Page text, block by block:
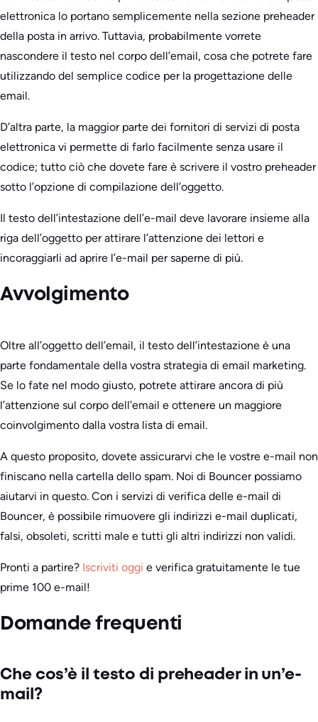
elettronica lo portano semplicemente nella sezione preheader
della posta in arrivo. Tuttavia, probabilmente vorrete
nascondere il testo nel corpo dell’email, cosa che potrete fare
utilizzando del semplice codice per la progettazione delle
email.
D’altra parte, la maggior parte dei fornitori di servizi di posta
elettronica vi permette di farlo facilmente senza usare il
codice; tutto ciò che dovete fare è scrivere il vostro preheader
sotto l’opzione di compilazione dell’oggetto.
Il testo dell’intestazione dell’e-mail deve lavorare insieme alla
riga dell’oggetto per attirare l’attenzione dei lettori e
incoraggiarli ad aprire l’e-mail per saperne di più.
Avvolgimento
Oltre all’oggetto dell’email, il testo dell’intestazione è una
parte fondamentale della vostra strategia di email marketing.
Se lo fate nel modo giusto, potrete attirare ancora di più
l’attenzione sul corpo dell’email e ottenere un maggiore
coinvolgimento dalla vostra lista di email.
A questo proposito, dovete assicurarvi che le vostre e-mail non
finiscano nella cartella dello spam. Noi di Bouncer possiamo
aiutarvi in questo. Con i servizi di verifica delle e-mail di
Bouncer, è possibile rimuovere gli indirizzi e-mail duplicati,
falsi, obsoleti, scritti male e tutti gli altri indirizzi non validi.
Pronti a partire? Iscriviti oggi e verifica gratuitamente le tue
prime 100 e-mail!
Domande frequenti
Che cos’è il testo di preheader in un’e-
mail?